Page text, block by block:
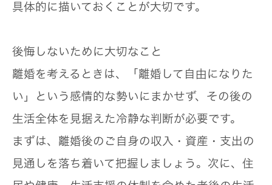
具体的に描いておくことが大切です。
後悔しないために大切なこと
離婚を考えるときは、「離婚して自由になりた
い」という感情的な勢いにまかせず、その後の
生活全体を見据えた冷静な判断が必要です。
まずは、離婚後の ご自身の収入・資産・支出の
見通しを落ち着いて把握しましょう 。次に、住